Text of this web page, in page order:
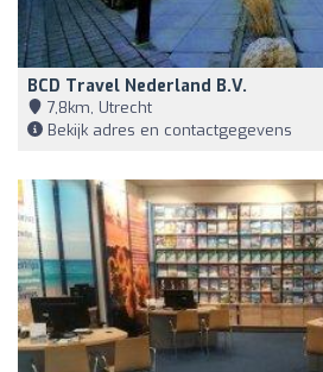
BCD Travel Nederland B.V.
7,8km, Utrecht
Bekijk adres en contactgegevens